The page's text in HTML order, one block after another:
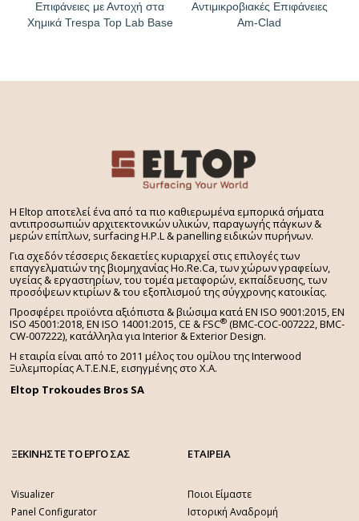
Επιφάνειες με Αντοχή στα
Χημικά Trespa Top Lab Base
Αντιμικροβιακές Επιφάνειες
Am-Clad
H Eltop αποτελεί ένα από τα πιο καθιερωμένα εμπορικά σήματα
αντιπροσωπιών αρχιτεκτονικών υλικών, παραγωγής πάγκων &
μερών επίπλων, surfacing H.P.L & panelling ειδικών πυρήνων.
Για σχεδόν τέσσερις δεκαετίες κυριαρχεί στις επιλογές των
επαγγελματιών της βιομηχανίας Ho.Re.Ca, των χώρων γραφείων,
υγείας & εργαστηρίων, του τομέα μεταφορών, εκπαίδευσης, των
προσόψεων κτιρίων & του εξοπλισμού της σύγχρονης κατοικίας.
Προσφέρει προϊόντα αξιόπιστα & βιώσιμα κατά EN ISO 9001:2015, EN
ISO 45001:2018, EN ISO 14001:2015,CE & FSC® (BMC-COC-007222, BMC-
CW-007222), κατάλληλα για Interior & Exterior Design.
Η εταιρία είναι από το 2011 μέλος του ομίλου της Interwood
Ξυλεμπορίας Α.Τ.Ε.Ν.Ε, εισηγμένης στο Χ.A.
Eltop Trokoudes Bros SA
ΞΕΚΙΝΗΣΤΕ ΤΟ ΕΡΓΟ ΣΑΣ
Visualizer
Panel Configurator
ΕΤΑΙΡΕΙΑ
Ποιοι Είμαστε
Ιστορική Αναδρομή